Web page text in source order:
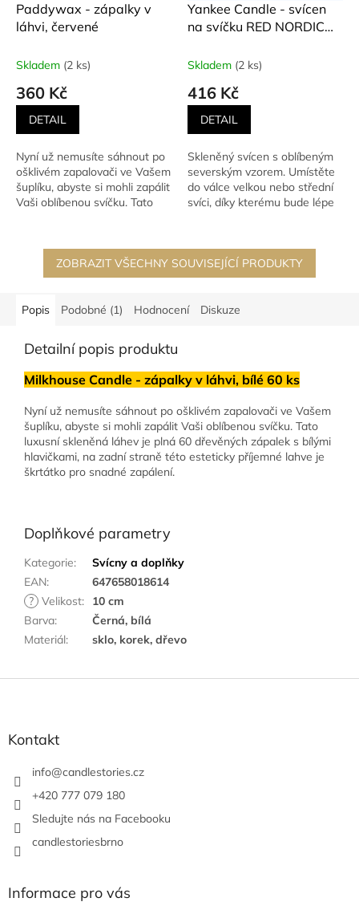
Paddywax - zápalky v
láhvi, červené
Skladem (2 ks)
360 Kč
DETAIL
Nyní už nemusíte sáhnout po
ošklivém zapalovači ve Vašem
šuplíku, abyste si mohli zapálit
Vaši oblíbenou svíčku. Tato
Yankee Candle - svícen
na svíčku RED NORDIC
Skladem (2 ks)
416 Kč
DETAIL
Skleněný svícen s oblíbeným
severským vzorem. Umístěte
do válce velkou nebo střední
svíci, díky kterému bude lépe
ZOBRAZIT VŠECHNY SOUVISEJÍCÍ PRODUKTY
Popis Podobné (1) Hodnocení Diskuze
Detailní popis produktu
Milkhouse Candle - zápalky v láhvi, bílé 60 ks
Nyní už nemusíte sáhnout po ošklivém zapalovači ve Vašem
šuplíku, abyste si mohli zapálit Vaši oblíbenou svíčku. Tato
luxusní skleněná láhev je plná 60 dřevěných zápalek s bílými
hlavičkami, na zadní straně této esteticky příjemné lahve je
škrtátko pro snadné zapálení.
Doplňkové parametry
Kategorie:
Svícny a doplňky
EAN:
647658018614
? Velikost:
10 cm
Barva:
Černá, bílá
Materiál: sklo, korek, dřevo
Kontakt
info@candlestories.cz
+420 777 079 180
Sledujte nás na Facebooku
candlestoriesbrno
Informace pro vás